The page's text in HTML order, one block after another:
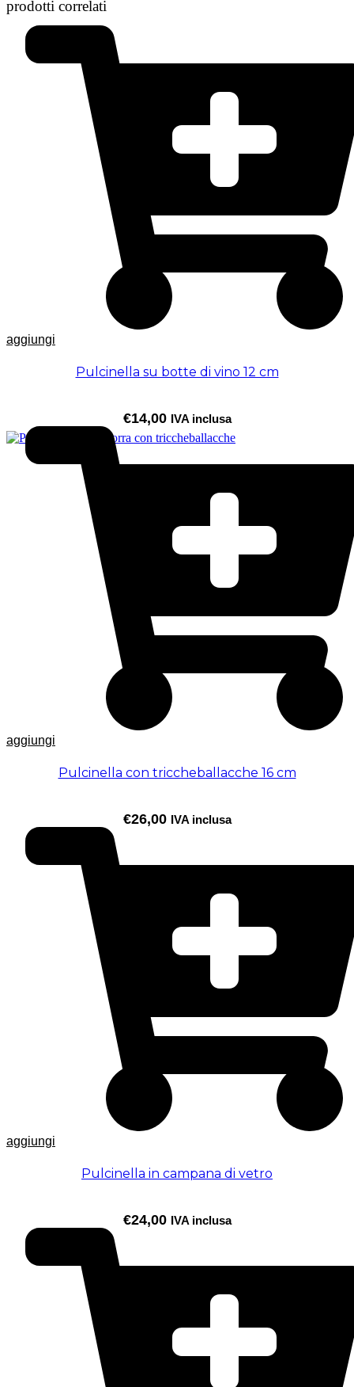
prodotti correlati
aggiungi
Pulcinella su botte di vino 12 cm
€14,00 IVA inclusa
aggiungi
Pulcinella con triccheballacche 16 cm
€26,00 IVA inclusa
aggiungi
Pulcinella in campana di vetro
€24,00 IVA inclusa